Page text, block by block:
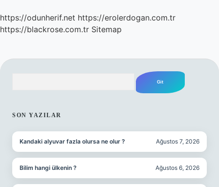
https://odunherif.net https://erolerdogan.com.tr
https://blackrose.com.tr Sitemap
SON YAZILAR
Kandaki alyuvar fazla olursa ne olur ? Ağustos 7, 2026
Bilim hangi ülkenin ? Ağustos 6, 2026